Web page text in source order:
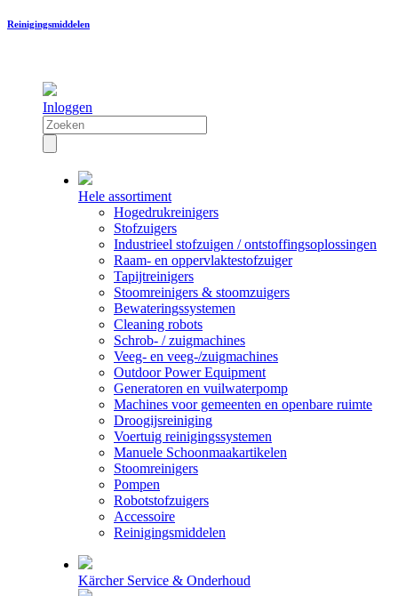
Reinigingsmiddelen
Inloggen
Hele assortiment
Hogedrukreinigers
Stofzuigers
Industrieel stofzuigen / ontstoffingsoplossingen
Raam- en oppervlaktestofzuiger
Tapijtreinigers
Stoomreinigers & stoomzuigers
Bewateringssystemen
Cleaning robots
Schrob- / zuigmachines
Veeg- en veeg-/zuigmachines
Outdoor Power Equipment
Generatoren en vuilwaterpomp
Machines voor gemeenten en openbare ruimte
Droogijsreiniging
Voertuig reinigingssystemen
Manuele Schoonmaakartikelen
Stoomreinigers
Pompen
Robotstofzuigers
Accessoire
Reinigingsmiddelen
Kärcher Service & Onderhoud